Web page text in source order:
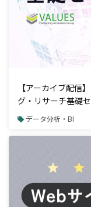
【アーカイブ配信
グ・リサーチ基礎
データ分析・BI